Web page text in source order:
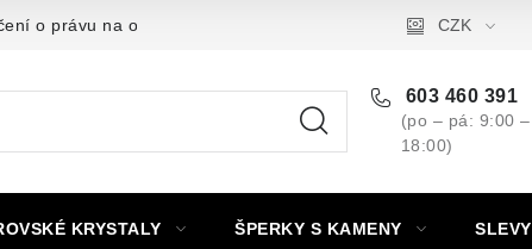
o právu na odstoupení od smlouvy Puncovní značky
CZK
603 460 391
(po – pá: 9:00 –
18:00)
KRYSTALY ŠPERKY S KAMENY SLEVY